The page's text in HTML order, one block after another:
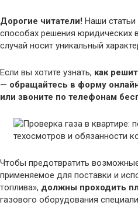
Дорогие читатели! Наши
способах решения юридических
случай носит уникальный
Если вы хотите узнать, как
— обращайтесь в форму
или звоните по телефонам
Чтобы предотвратить
применяемое для поставки и
топлива», должны проходить
газового оборудования